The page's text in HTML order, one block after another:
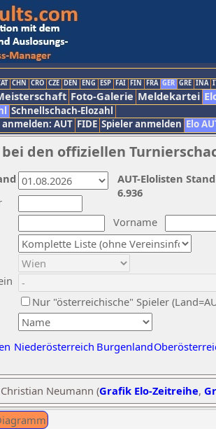
CHN CRO CZE DEN ENG ESP FAI FIN FRA GER GRE INA
Foto-Galerie Meldekartei
Schnellschach-Elozahl
AUT FIDE Spieler anmelden Elo
den offiziellen
Vorname
Nur "österreichische" Spieler
Niederösterreich Burgenland
AUT-Elolisten
6.936
Neumann (Grafik Elo-Zeitreihe,